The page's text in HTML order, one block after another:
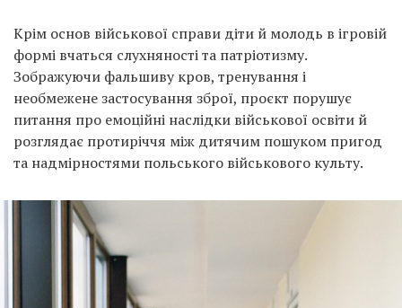
EN
RU
Крім основ військової справи діти й молодь в ігровій
формі вчаться слухняності та патріотизму.
Зображуючи фальшиву кров, тренування і
необмежене застосування зброї, проєкт порушує
питання про емоційні наслідки військової освіти й
розглядає протиріччя між дитячим пошуком пригод
та надмірностями польського військового культу.